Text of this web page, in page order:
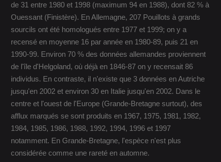
de 31 entre 1980 et 1998 (maximum 94 en 1988), dont 82 % à
Ouessant (Finistère). En Allemagne, 207 Pouillots à grands
sourcils ont été homologués entre 1977 et 1999; on y a
recensé en moyenne 16 par année en 1980-89, puis 21 en
1990-99. Environ 70 % des données allemandes proviennent
de l'île d'Helgoland, où déjà en 1846-87 on y recensait 86
individus. En contraste, il n'existe que 3 données en Autriche
jusqu'en 2002 et environ 30 en Italie jusqu'en 2002. Dans le
centre et l'ouest de l'Europe (Grande-Bretagne surtout), des
afflux marqués se sont produits en 1967, 1975, 1981, 1982,
1984, 1985, 1986, 1988, 1992, 1994, 1996 et 1997
notamment. En Grande-Bretagne, l'espèce n'est plus
considérée comme une rareté en automne.